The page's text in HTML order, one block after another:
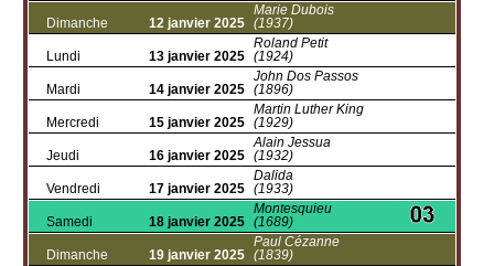
Dimanche 12 janvier 2025
Marie Dubois
(1937)
Lundi 13 janvier 2025
Roland Petit
(1924)
Mardi 14 janvier 2025
John Dos Passos
(1896)
Mercredi 15 janvier 2025
Martin Luther King
(1929)
Jeudi 16 janvier 2025
Alain Jessua
(1932)
Vendredi 17 janvier 2025
Dalida
(1933)
Samedi 18 janvier 2025
Montesquieu
(1689)
Dimanche 19 janvier 2025
Paul Cézanne
(1839)